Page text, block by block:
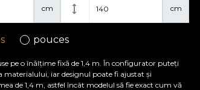
cm cm
pouces
pe o înălțime fixă de 1,4 m. În configurator puteți
materialului, iar designul poate fi ajustat și
de 1,4 m, astfel încât modelul să fie exact cum vă